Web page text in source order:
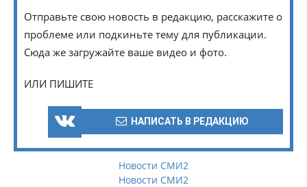
Отправьте свою новость в редакцию, расскажите о
проблеме или подкиньте тему для публикации.
Сюда же загружайте ваше видео и фото.
ИЛИ ПИШИТЕ
НАПИСАТЬ В РЕДАКЦИЮ
Новости СМИ2
Новости СМИ2